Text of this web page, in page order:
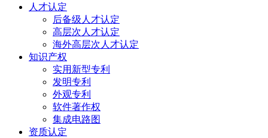
人才认定
后备级人才认定
高层次人才认定
海外高层次人才认定
知识产权
实用新型专利
发明专利
外观专利
软件著作权
集成电路图
资质认定